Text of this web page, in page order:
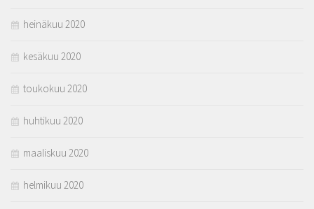
heinäkuu 2020
kesäkuu 2020
toukokuu 2020
huhtikuu 2020
maaliskuu 2020
helmikuu 2020